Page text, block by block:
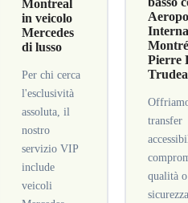
Montreal
in veicolo
Mercedes
di lusso
Per chi cerca
l'esclusività
assoluta, il
nostro
servizio VIP
include
veicoli
Pierre
transfer
qualità o